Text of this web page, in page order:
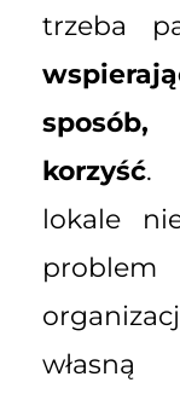
trzeba
korzyść.
lokale